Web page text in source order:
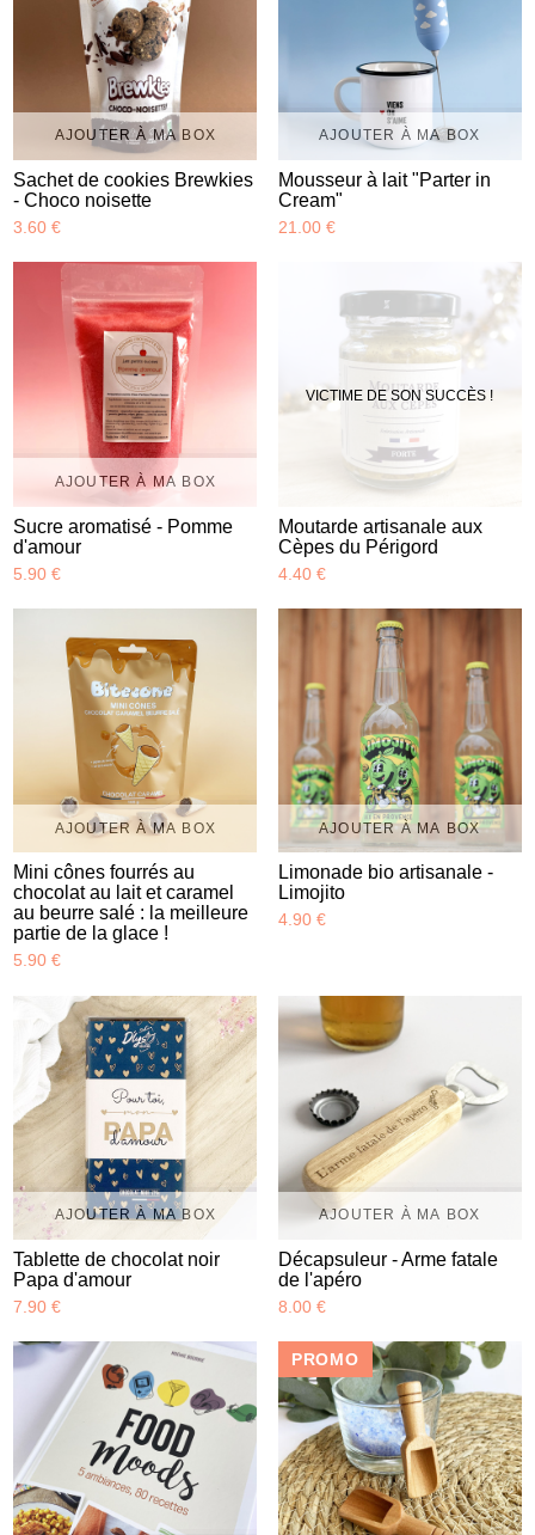
AJOUTER À MA BOX
Sachet de cookies Brewkies
- Choco noisette
3.60 €
AJOUTER À MA BOX
Mousseur à lait "Parter in
Cream"
21.00 €
AJOUTER À MA BOX
Sucre aromatisé - Pomme
d'amour
5.90 €
VICTIME DE SON SUCCÈS !
Moutarde artisanale aux
Cèpes du Périgord
4.40 €
AJOUTER À MA BOX
Mini cônes fourrés au
chocolat au lait et caramel
au beurre salé : la meilleure
partie de la glace !
5.90 €
AJOUTER À MA BOX
Limonade bio artisanale -
Limojito
4.90 €
AJOUTER À MA BOX
Tablette de chocolat noir
Papa d'amour
7.90 €
AJOUTER À MA BOX
Décapsuleur - Arme fatale
de l'apéro
8.00 €
PROMO